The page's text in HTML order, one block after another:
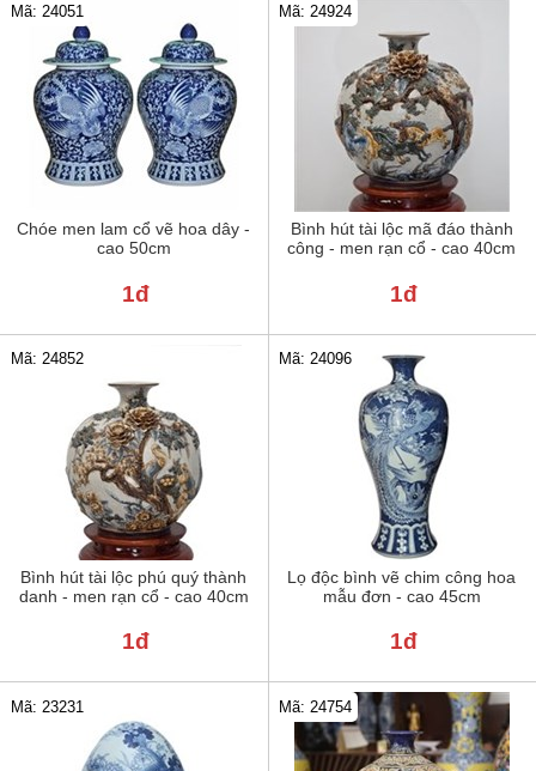
Chóe men lam cổ vẽ hoa dây -
cao 50cm
Mã: 24051
1đ
Bình hút tài lộc mã đáo thành
công - men rạn cổ - cao 40cm
Mã: 24924
1đ
Bình hút tài lộc phú quý thành
danh - men rạn cổ - cao 40cm
Mã: 24852
1đ
Lọ độc bình vẽ chim công hoa
mẫu đơn - cao 45cm
Mã: 24096
1đ
Mã: 23231 Mã: 24754